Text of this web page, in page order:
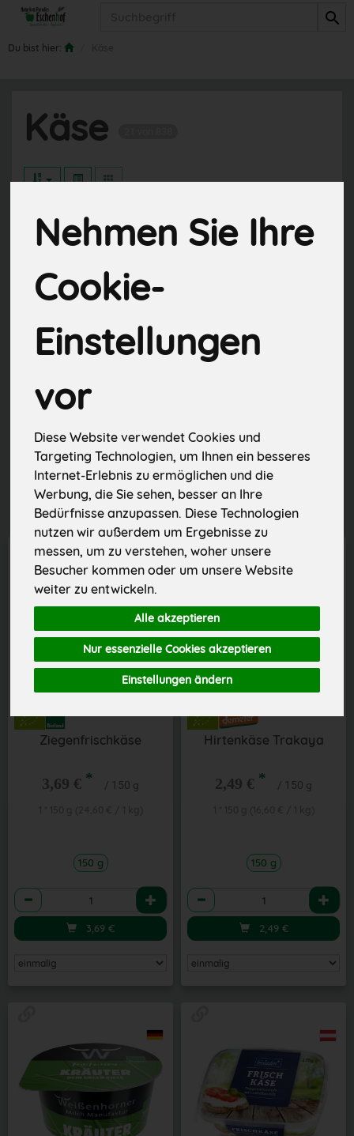
Nehmen Sie Ihre
Cookie-
Einstellungen
vor
Diese Website verwendet Cookies und
Targeting Technologien, um Ihnen ein besseres
Internet-Erlebnis zu ermöglichen und die
Werbung, die Sie sehen, besser an Ihre
Bedürfnisse anzupassen. Diese Technologien
nutzen wir außerdem um Ergebnisse zu
messen, um zu verstehen, woher unsere
Besucher kommen oder um unsere Website
weiter zu entwickeln.
Alle akzeptieren
Nur essenzielle Cookies akzeptieren
Einstellungen ändern
Du bist hier:
Käse
9
Hart- und Schnittkäse
Frischkäse
Schaf- und Ziegenkäse
Hersteller Ernährung
Allergene
Ziegenfrischkäse
3,69 € * / 150 g
150 g
Anzahl
3,69 €
Hirtenkäse Trakaya
2,49 € * / 150 g
150 g
Anzahl
2,49 €